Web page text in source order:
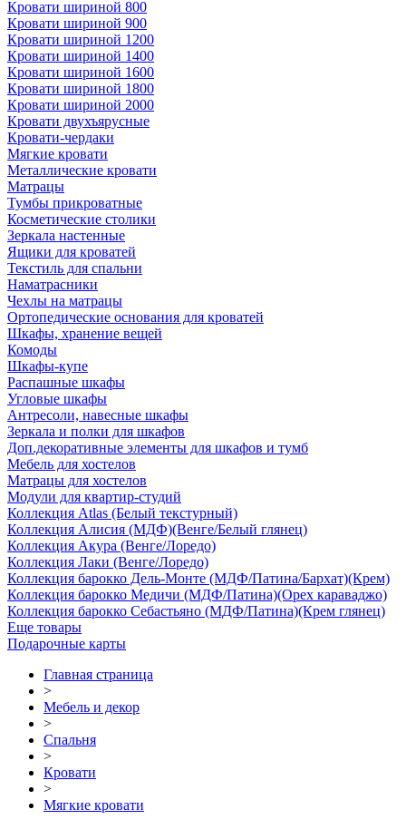
Кровати шириной 800
Кровати шириной 900
Кровати шириной 1200
Кровати шириной 1400
Кровати шириной 1600
Кровати шириной 1800
Кровати шириной 2000
Кровати двухъярусные
Кровати-чердаки
Мягкие кровати
Металлические кровати
Матрацы
Тумбы прикроватные
Косметические столики
Зеркала настенные
Ящики для кроватей
Текстиль для спальни
Наматрасники
Чехлы на матрацы
Ортопедические основания для кроватей
Шкафы, хранение вещей
Комоды
Шкафы-купе
Распашные шкафы
Угловые шкафы
Антресоли, навесные шкафы
Зеркала и полки для шкафов
Доп.декоративные элементы для шкафов и тумб
Мебель для хостелов
Матрацы для хостелов
Модули для квартир-студий
Коллекция Atlas (Белый текстурный)
Коллекция Алисия (МДФ)(Венге/Белый глянец)
Коллекция Акура (Венге/Лоредо)
Коллекция Лаки (Венге/Лоредо)
Коллекция барокко Дель-Монте (МДФ/Патина/Бархат)(Крем)
Коллекция барокко Медичи (МДФ/Патина)(Орех караваджо)
Коллекция барокко Себастьяно (МДФ/Патина)(Крем глянец)
Еще товары
Подарочные карты
Главная страница
>
Мебель и декор
>
Спальня
>
Кровати
>
Мягкие кровати